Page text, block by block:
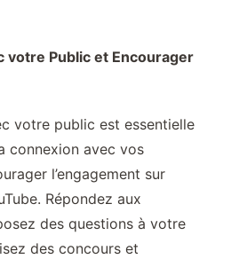
votre Public et Encourager
votre public est essentielle
connexion avec vos
l’engagement sur
Répondez aux
des questions à votre
des concours et